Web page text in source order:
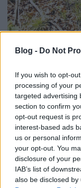
Blog - Do Not
If you wish to opt-
processing of your
targeted advertising
section to confirm
opt-out request is
interest-based ads
us or personal
your opt-out. You
disclosure of your
IAB’s list of
also be disclosed
Nevével
ahol a soron
begyűjtöttük és
Mégis, az
munkásemberek
sor került a két
Túl széles és
alatt hosszan
egybecseng a